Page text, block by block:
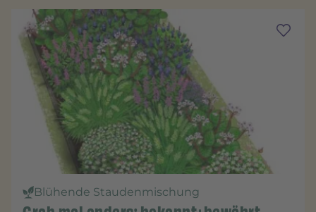
Blühende Staudenmischung